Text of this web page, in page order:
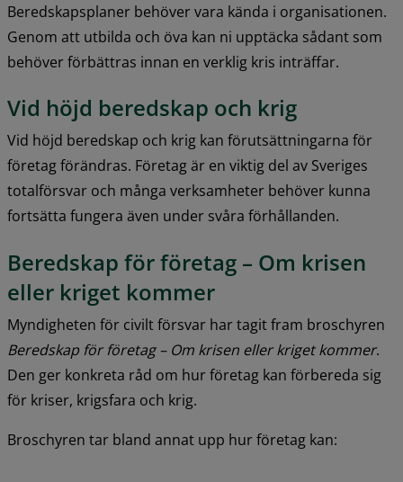
Beredskapsplaner behöver vara kända i organisationen.
Genom att utbilda och öva kan ni upptäcka sådant som
behöver förbättras innan en verklig kris inträffar.
Vid höjd beredskap och krig
Vid höjd beredskap och krig kan förutsättningarna för
företag förändras. Företag är en viktig del av Sveriges
totalförsvar och många verksamheter behöver kunna
fortsätta fungera även under svåra förhållanden.
Beredskap för företag – Om krisen
eller kriget kommer
Beredskap för företag – Om krisen eller kriget kommer.
Den ger konkreta råd om hur företag kan förbereda sig
för kriser, krigsfara och krig.
Broschyren tar bland annat upp hur företag kan: